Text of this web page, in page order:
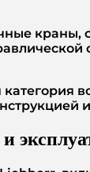
краны,